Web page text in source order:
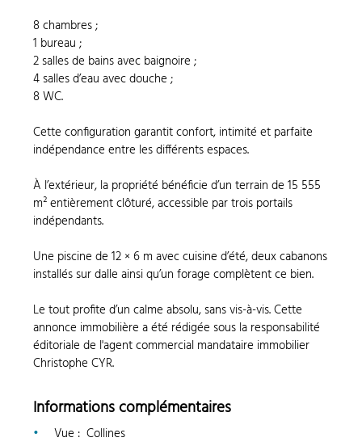
8 chambres ;
1 bureau ;
2 salles de bains avec baignoire ;
4 salles d’eau avec douche ;
8 WC.
Cette configuration garantit confort, intimité et parfaite
indépendance entre les différents espaces.
À l’extérieur, la propriété bénéficie d’un terrain de 15 555
m² entièrement clôturé, accessible par trois portails
indépendants.
Une piscine de 12 × 6 m avec cuisine d’été, deux cabanons
installés sur dalle ainsi qu’un forage complètent ce bien.
Le tout profite d’un calme absolu, sans vis-à-vis. Cette
annonce immobilière a été rédigée sous la responsabilité
éditoriale de l'agent commercial mandataire immobilier
Christophe CYR.
Informations complémentaires
Vue : Collines